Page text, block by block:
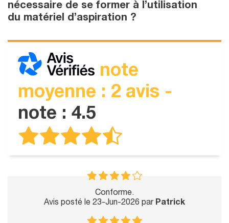
nécessaire de se former à l’utilisation
du matériel d’aspiration ?
note
moyenne : 2 avis -
note : 4.5
Conforme.
Avis posté le 23-Jun-2026 par Patrick